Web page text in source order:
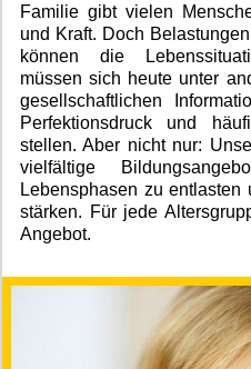
Familie gibt vielen
und Kraft. Doch
können die
müssen sich heute unter
gesellschaftlichen
Perfektionsdruck und
stellen. Aber nicht nur:
vielfältige
Lebensphasen zu
stärken. Für jede
Angebot.